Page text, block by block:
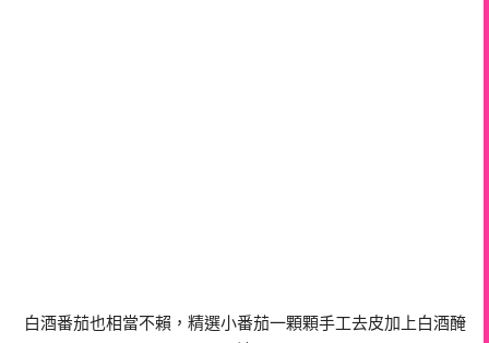
白酒番茄也相當不賴，精選小番茄一顆顆手工去皮加上白酒醃